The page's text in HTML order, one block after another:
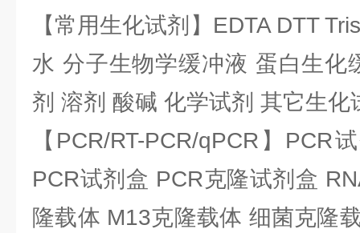
【常用生化试剂】EDTA DTT
水 分子生物学缓冲液 蛋白生化
剂 溶剂 酸碱 化学试剂 其它生化
【PCR/RT-PCR/qPCR】PCR
PCR试剂盒 PCR克隆试剂盒
隆载体 M13克隆载体 细菌克隆